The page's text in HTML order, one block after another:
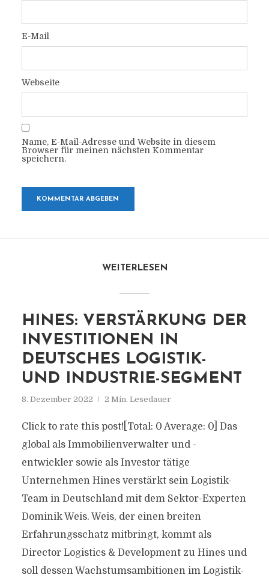
E-Mail
Webseite
Name, E-Mail-Adresse und Website in diesem
Browser für meinen nächsten Kommentar
speichern.
WEITERLESEN
HINES: VERSTÄRKUNG DER
INVESTITIONEN IN
DEUTSCHES LOGISTIK-
UND INDUSTRIE-SEGMENT
8. Dezember 2022 2 Min. Lesedauer
Click to rate this post![Total: 0 Average: 0] Das
global als Immobilienverwalter und -
entwickler sowie als Investor tätige
Unternehmen Hines verstärkt sein Logistik-
Team in Deutschland mit dem Sektor-Experten
Dominik Weis. Weis, der einen breiten
Erfahrungsschatz mitbringt, kommt als
Director Logistics & Development zu Hines und
soll dessen Wachstumsambitionen im Logistik-